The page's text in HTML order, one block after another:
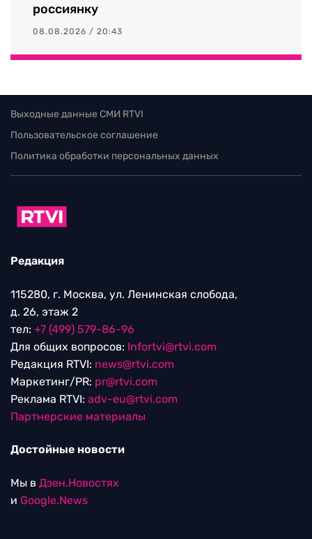
россиянку
08.08.2026 / 20:43
Выходные данные СМИ RTVI
Пользовательское соглашение
Политика обработки персональных данных
Редакция
115280, г. Москва, ул. Ленинская слобода,
д. 26, этаж 2
тел: +7 (499) 579-86-96
Для общих вопросов: Infortvi@rtvi.com
Редакция RTVI: news@rtvi.com
Маркетинг/PR: pr@rtvi.com
Реклама RTVI: adv-eu@rtvi.com
Партнерские материалы
Достойные новости
Мы в Дзен.Новостях
и Google.News